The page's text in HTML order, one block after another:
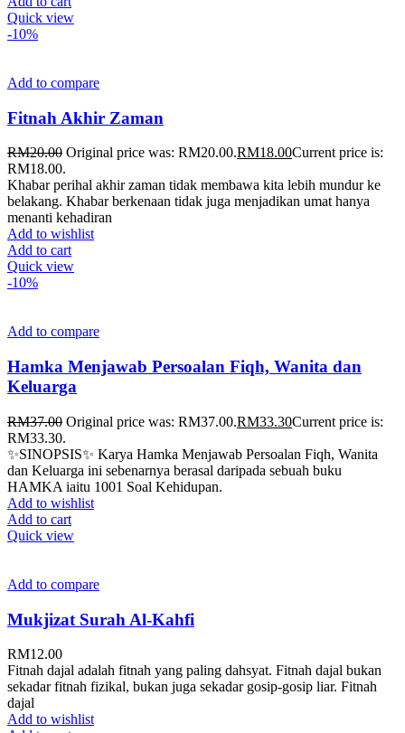
Quick view
-10%
Add to compare
Fitnah Akhir Zaman
RM20.00 Original price was: RM20.00.RM18.00Current price is:
RM18.00.
Khabar perihal akhir zaman tidak membawa kita lebih mundur ke
belakang. Khabar berkenaan tidak juga menjadikan umat hanya
menanti kehadiran
Add to wishlist
Add to cart
Quick view
-10%
Add to compare
Hamka Menjawab Persoalan Fiqh, Wanita dan
Keluarga
RM37.00 Original price was: RM37.00.RM33.30Current price is:
RM33.30.
✨SINOPSIS✨ Karya Hamka Menjawab Persoalan Fiqh, Wanita
dan Keluarga ini sebenarnya berasal daripada sebuah buku
HAMKA iaitu 1001 Soal Kehidupan.
Add to wishlist
Add to cart
Quick view
Add to compare
Mukjizat Surah Al-Kahfi
RM12.00
Fitnah dajal adalah fitnah yang paling dahsyat. Fitnah dajal bukan
sekadar fitnah fizikal, bukan juga sekadar gosip-gosip liar. Fitnah
dajal
Add to wishlist